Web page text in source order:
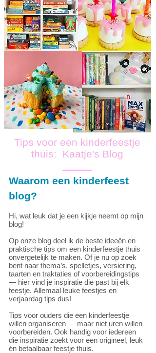
Tips voor een kinderfeestje
thuis: Kaatje's Blog
Waarom een kinderfeest
blog?
Hi, wat leuk dat je een kijkje neemt op mijn
blog!
Op onze blog deel ik de beste ideeën en
praktische tips om een kinderfeestje thuis
onvergetelijk te maken. Of je nu op zoek
bent naar thema’s, spelletjes, versiering,
taarten en traktaties of voorbereidingstips
— hier vind je inspiratie die past bij elk
feestje. Allemaal leuke feestjes en
verjaardag tips dus!
Tips voor ouders die een kinderfeestje
willen organiseren — maar niet uren willen
voorbereiden. Ook handig voor iedereen
die inspiratie zoekt voor een origineel, leuk
én betaalbaar feestje thuis.